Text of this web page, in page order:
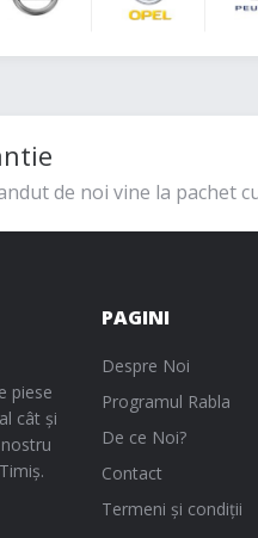
de noi vine la pachet
piese
cât și
PAGINI
Despre Noi
Programul Rabla
De ce Noi?
Contact
Termeni și condiții